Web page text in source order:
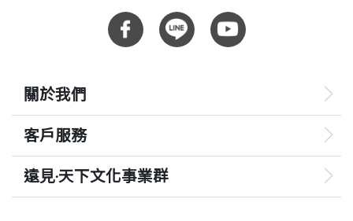
關於我們
客戶服務
遠見‧天下文化事業群